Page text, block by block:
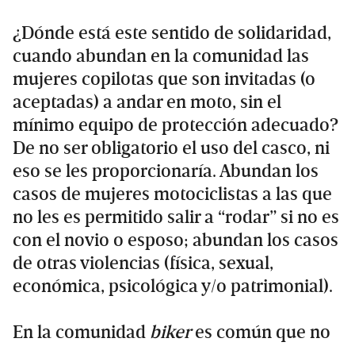
¿Dónde está este sentido de solidaridad,
cuando abundan en la comunidad las
mujeres copilotas que son invitadas (o
aceptadas) a andar en moto, sin el
mínimo equipo de protección adecuado?
De no ser obligatorio el uso del casco, ni
eso se les proporcionaría. Abundan los
casos de mujeres motociclistas a las que
no les es permitido salir a “rodar” si no es
con el novio o esposo; abundan los casos
de otras violencias (física, sexual,
económica, psicológica y/o patrimonial).
En la comunidad bikeres común que no